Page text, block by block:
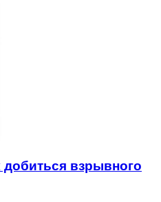
добиться взрывного